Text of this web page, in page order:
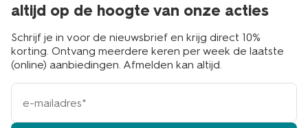
altijd op de hoogte van onze acties
Schrijf je in voor de nieuwsbrief en krijg direct 10%
korting. Ontvang meerdere keren per week de laatste
(online) aanbiedingen. Afmelden kan altijd.
e-
mailadres